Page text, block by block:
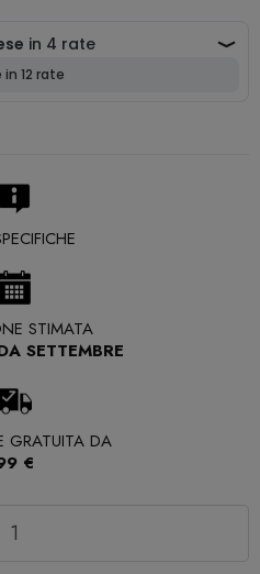
STIMATA
SETTEMBRE
GRATUITA DA
€